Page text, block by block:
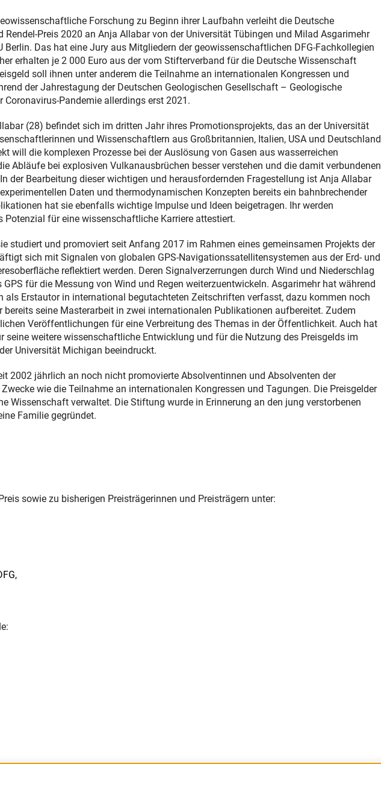
Forschung zu Beginn ihrer Laufbahn verleiht die Deutsche
Rendel-Preis 2020 an Anja Allabar von der Universität Tübingen und Milad Asgarimehr
Das hat eine Jury aus Mitgliedern der geowissenschaftlichen DFG-Fachkollegien
erhalten je 2 000 Euro aus der vom Stifterverband für die Deutsche Wissenschaft
soll ihnen unter anderem die Teilnahme an internationalen Kongressen und
der Jahrestagung der Deutschen Geologischen Gesellschaft – Geologische
Coronavirus-Pandemie allerdings erst 2021.
(28) befindet sich im dritten Jahr ihres Promotionsprojekts, das an der Universität
und Wissenschaftlern aus Großbritannien, Italien, USA und Deutschland
will die komplexen Prozesse bei der Auslösung von Gasen aus wasserreichen
Abläufe bei explosiven Vulkanausbrüchen besser verstehen und die damit verbundenen
der Bearbeitung dieser wichtigen und herausfordernden Fragestellung ist Anja Allabar
Daten und thermodynamischen Konzepten bereits ein bahnbrechender
hat sie ebenfalls wichtige Impulse und Ideen beigetragen. Ihr werden
für eine wissenschaftliche Karriere attestiert.
studiert und promoviert seit Anfang 2017 im Rahmen eines gemeinsamen Projekts der
sich mit Signalen von globalen GPS-Navigationssatellitensystemen aus der Erd- und
reflektiert werden. Deren Signalverzerrungen durch Wind und Niederschlag
für die Messung von Wind und Regen weiterzuentwickeln. Asgarimehr hat während
als Erstautor in international begutachteten Zeitschriften verfasst, dazu kommen noch
seine Masterarbeit in zwei internationalen Publikationen aufbereitet. Zudem
Veröffentlichungen für eine Verbreitung des Themas in der Öffentlichkeit. Auch hat
seine weitere wissenschaftliche Entwicklung und für die Nutzung des Preisgelds im
Universität Michigan beeindruckt.
2002 jährlich an noch nicht promovierte Absolventinnen und Absolventen der
wie die Teilnahme an internationalen Kongressen und Tagungen. Die Preisgelder
Wissenschaft verwaltet. Die Stiftung wurde in Erinnerung an den jung verstorbenen
Familie gegründet.
sowie zu bisherigen Preisträgerinnen und Preisträgern unter: